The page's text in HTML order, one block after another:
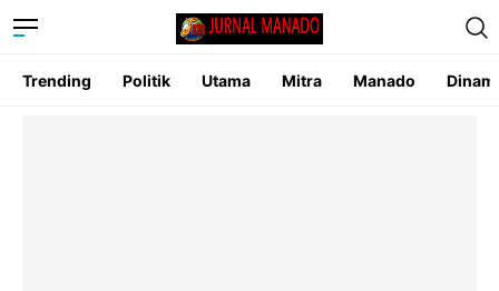
Trending Politik Utama Mitra Manado